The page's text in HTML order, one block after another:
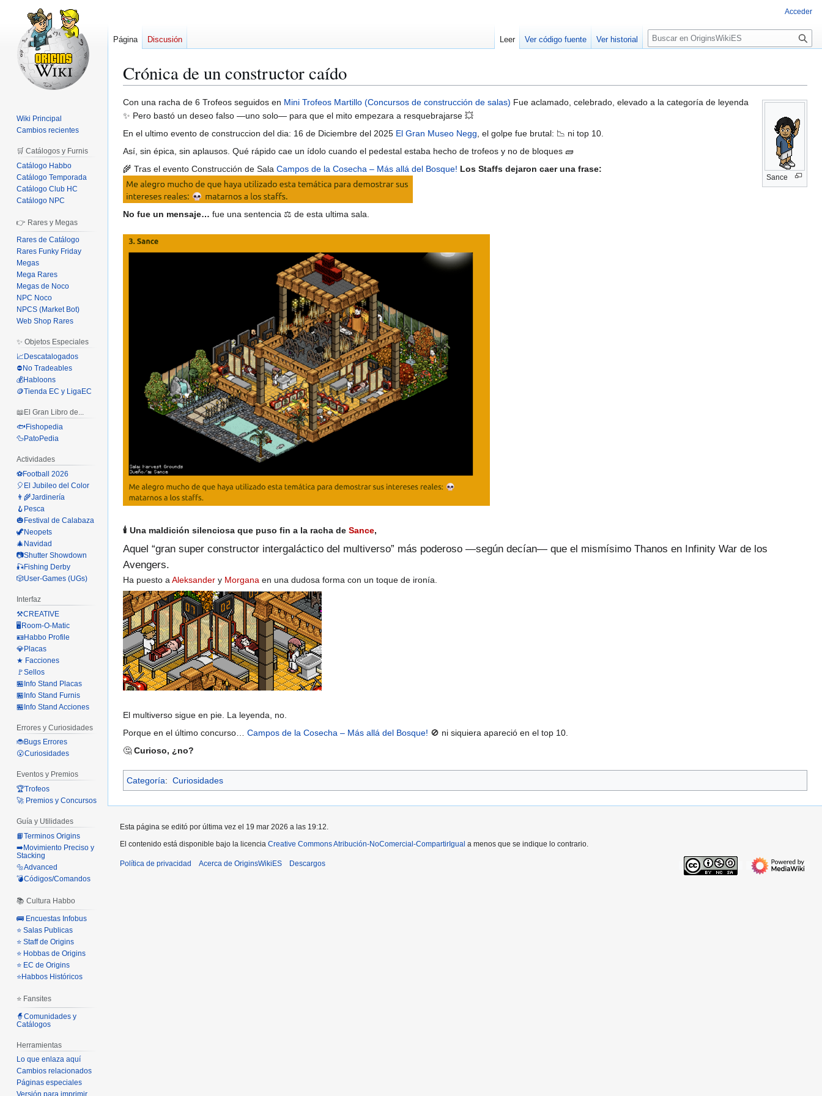
Crónica de un constructor caído
Ir
a
la
Ir
a
la
Sance
Con una racha de 6 Trofeos seguidos en Mini Trofeos Martillo (Concursos de construcción de salas) Fue aclamado, celebrado, elevado a la categoría de leyenda
✨ Pero bastó un deseo falso —uno solo— para que el mito empezara a resquebrajarse 💥
En el ultimo evento de construccion del dia: 16 de Diciembre del 2025 El Gran Museo Negg, el golpe fue brutal: 📉 ni top 10.
Así, sin épica, sin aplausos. Qué rápido cae un ídolo cuando el pedestal estaba hecho de trofeos y no de bloques 🧱
🌾 Tras el evento Construcción de Sala Campos de la Cosecha – Más allá del Bosque! Los Staffs dejaron caer una frase:
No fue un mensaje… fue una sentencia ⚖️ de esta ultima sala.
🕯️ Una maldición silenciosa que puso fin a la racha de Sance,
Aquel “gran super constructor intergaláctico del multiverso” más poderoso —según decían— que el mismísimo Thanos en Infinity War de los
Avengers.
Ha puesto aAleksander y Morgana en una dudosa forma con un toque de ironía.
El multiverso sigue en pie. La leyenda, no.
Porque en el último concurso… Campos de la Cosecha – Más allá del Bosque! 🚫 ni siquiera apareció en el top 10.
🤔 Curioso, ¿no?
Categoría: Curiosidades
Acceder
Página Discusión Leer Ver código fuente Ver historial
B
u
a
r
Wiki Principal
Cambios recientes
🛒 Catálogos y Furnis
Catálogo Habbo
Catálogo Temporada
Catálogo Club HC
Catálogo NPC
👉 Rares y Megas
Rares de Catálogo
Rares Funky Friday
Megas
Mega Rares
Megas de Noco
NPC Noco
NPCS (Market Bot)
Web Shop Rares
✨ Objetos Especiales
📈Descatalogados
⛔No Tradeables
💰Habloons
🪙Tienda EC y LigaEC
📖El Gran Libro de...
🐟Fishopedia
🦆PatoPedia
Actividades
⚽Football 2026
🎈El Jubileo del Color
👨‍🌾Jardinería
🪝Pesca
🎃Festival de Calabaza
🦖Neopets
🎄Navidad
📷Shutter Showdown
🎣Fishing Derby
🎲User-Games (UGs)
Interfaz
⚒️CREATIVE
🖥️Room-O-Matic
🪪Habbo Profile
💎Placas
★ Facciones
🚩Sellos
🏪Info Stand Placas
🏪Info Stand Furnis
🏪Info Stand Acciones
Errores y Curiosidades
🐞Bugs Errores
😮Curiosidades
Eventos y Premios
🏆Trofeos
🚀 Premios y Concursos
Guía y Utilidades
📙Terminos Origins
➡️Movimiento Preciso y
Stacking
🔩Advanced
💣Códigos/Comandos
📚 Cultura Habbo
🚌 Encuestas Infobus
⭐ Salas Publicas
⭐ Staff de Origins
⭐ Hobbas de Origins
⭐ EC de Origins
⭐Habbos Históricos
⭐ Fansites
🧙Comunidades y
Catálogos
Herramientas
Lo que enlaza aquí
Cambios relacionados
Páginas especiales
Esta página se editó por última vez el 19 mar 2026 a las 19:12.
El contenido está disponible bajo la licencia Creative Commons Atribución-NoComercial-CompartirIgual a menos que se indique lo contrario.
Política de privacidad Acerca de OriginsWikiES Descargos